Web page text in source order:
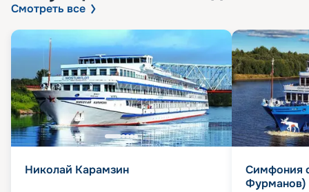
Смотреть все
Николай Карамзин
Симфония
Фурманов)